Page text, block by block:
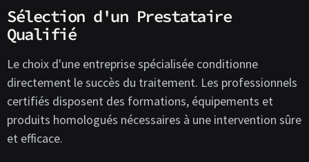
Sélection d'un Prestataire
Qualifié
Le choix d'une entreprise spécialisée conditionne
directement le succès du traitement. Les professionnels
certifiés disposent des formations, équipements et
produits homologués nécessaires à une intervention sûre
et efficace.